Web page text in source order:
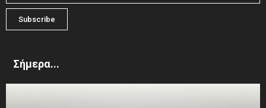
Σήμερα...